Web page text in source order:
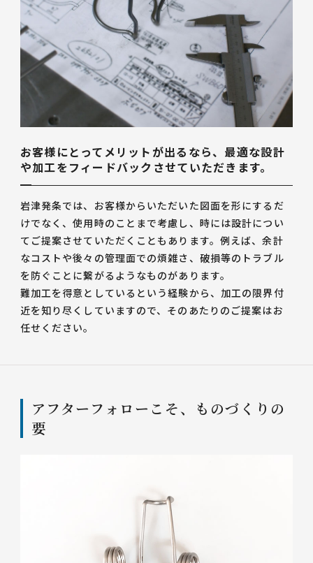
お客様にとってメリットが出るなら、最適な設計
や加工をフィードバックさせていただきます。
岩津発条では、お客様からいただいた図面を形にするだ
けでなく、使用時のことまで考慮し、時には設計につい
てご提案させていただくこともあります。例えば、余計
なコストや後々の管理面での煩雑さ、破損等のトラブル
を防ぐことに繋がるようなものがあります。
難加工を得意としているという経験から、加工の限界付
近を知り尽くしていますので、そのあたりのご提案はお
任せください。
アフターフォローこそ、ものづくりの
要